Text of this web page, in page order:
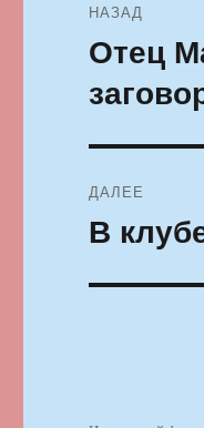
по
записям
НАЗАД
Предыдущая
Отец
ДАЛЕЕ
Следующая
В